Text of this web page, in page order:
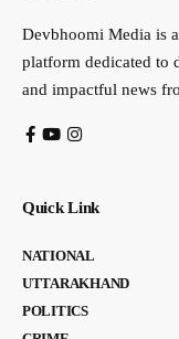
Devbhoomi Media is
platform dedicated to
and impactful news
Quick Link
NATIONAL
UTTARAKHAND
POLITICS